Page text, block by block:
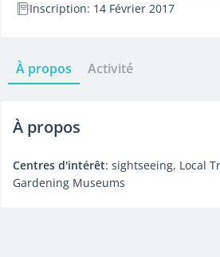
Inscription: 14 Février 2017
À propos Activité
À propos
Centres d'intérêt: sightseeing, Local
Gardening Museums